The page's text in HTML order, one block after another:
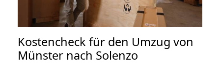
Kostencheck für den Umzug von
Münster nach Solenzo